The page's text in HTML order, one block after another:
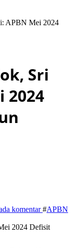
APBN Mei 2024
Sri
2024
komentar#APBN